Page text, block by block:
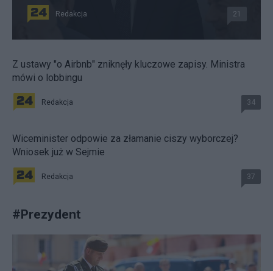
Redakcja 21
Z ustawy "o Airbnb" zniknęły kluczowe zapisy. Ministra
mówi o lobbingu
Redakcja 34
Wiceminister odpowie za złamanie ciszy wyborczej?
Wniosek już w Sejmie
Redakcja 37
#Prezydent